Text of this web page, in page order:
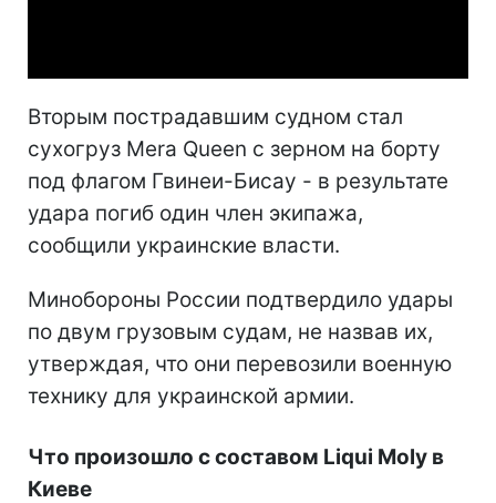
Вторым пострадавшим судном стал
сухогруз Mera Queen с зерном на борту
под флагом Гвинеи-Бисау - в результате
удара погиб один член экипажа,
сообщили украинские власти.
Минобороны России подтвердило удары
по двум грузовым судам, не назвав их,
утверждая, что они перевозили военную
технику для украинской армии.
Что произошло с составом Liqui Moly в
Киеве